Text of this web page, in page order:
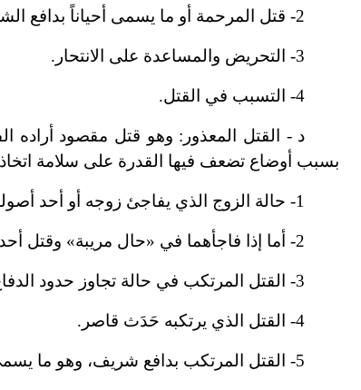
2
-قتل المرحمة أو ما يسمى أحياناً بدافع
3
-التحريض والمساعدة على الانتحار.
4
-التسبب في القتل.
د- القتل المعذور: وهو قتل مقصود أراده
بسبب أوضاع تضعف فيها القدرة على سلامة
1
-حالة الزوج الذي يفاجئ زوجه أو أحد
2
-أما إذا فاجأهما في «حال مريبة» وقتل
3
-القتل المرتكب في حالة تجاوز حدود
4
-القتل الذي يرتكبه حَدَث قاصر.
5
-القتل المرتكب بدافع شريف، وهو ما